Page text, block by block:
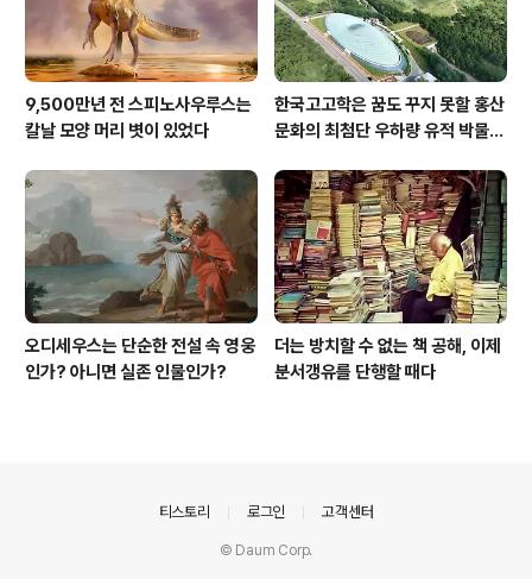
9,500만년 전 스피노사우루스는
칼날 모양 머리 볏이 있었다
한국고고학은 꿈도 꾸지 못할 홍산
문화의 최첨단 우하량 유적 박물관
오디세우스는 단순한 전설 속 영웅
인가? 아니면 실존 인물인가?
더는 방치할 수 없는 책 공해, 이제
분서갱유를 단행할 때다
티스토리 로그인 고객센터
© Daum Corp.